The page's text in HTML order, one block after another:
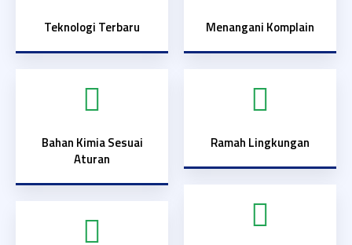
Teknologi Terbaru Menangani Komplain
Bahan Kimia Sesuai
Aturan
Ramah Lingkungan